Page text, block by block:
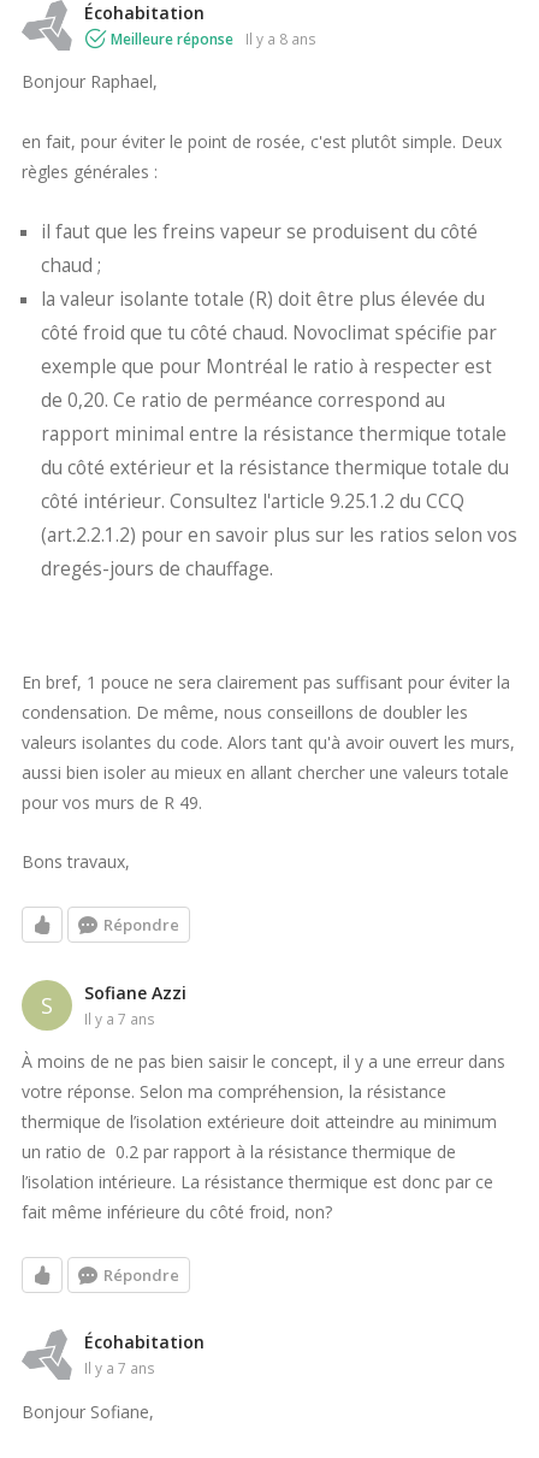
Écohabitation
Meilleure réponse il y a 8 ans
Bonjour Raphael,
en fait, pour éviter le point de rosée, c'est plutôt simple. Deux
règles générales :
il faut que les freins vapeur se produisent du côté
chaud ;
la valeur isolante totale (R) doit être plus élevée du
côté froid que tu côté chaud. Novoclimat spécifie par
exemple que pour Montréal le ratio à respecter est
de 0,20. Ce ratio de perméance correspond au
rapport minimal entre la résistance thermique totale
du côté extérieur et la résistance thermique totale du
côté intérieur. Consultez l'article 9.25.1.2 du CCQ
(art.2.2.1.2) pour en savoir plus sur les ratios selon vos
dregés-jours de chauffage.
En bref, 1 pouce ne sera clairement pas suffisant pour éviter la
condensation. De même, nous conseillons de doubler les
valeurs isolantes du code. Alors tant qu'à avoir ouvert les murs,
aussi bien isoler au mieux en allant chercher une valeurs totale
pour vos murs de R 49.
Bons travaux,
Répondre
S Sofiane Azzi
il y a 7 ans
À moins de ne pas bien saisir le concept, il y a une erreur dans
votre réponse. Selon ma compréhension, la résistance
thermique de l’isolation extérieure doit atteindre au minimum
un ratio de 0.2 par rapport à la résistance thermique de
l’isolation intérieure. La résistance thermique est donc par ce
fait même inférieure du côté froid, non?
Répondre
Écohabitation
il y a 7 ans
Bonjour Sofiane,